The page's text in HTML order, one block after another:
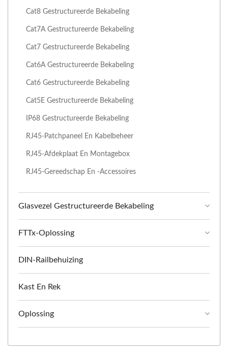
Cat8 Gestructureerde Bekabeling
Cat7A Gestructureerde Bekabeling
Cat7 Gestructureerde Bekabeling
Cat6A Gestructureerde Bekabeling
Cat6 Gestructureerde Bekabeling
Cat5E Gestructureerde Bekabeling
IP68 Gestructureerde Bekabeling
RJ45-Patchpaneel En Kabelbeheer
RJ45-Afdekplaat En Montagebox
RJ45-Gereedschap En -accessoires
Glasvezel Gestructureerde Bekabeling
FTTx-Oplossing
DIN-Railbehuizing
Kast En Rek
Oplossing